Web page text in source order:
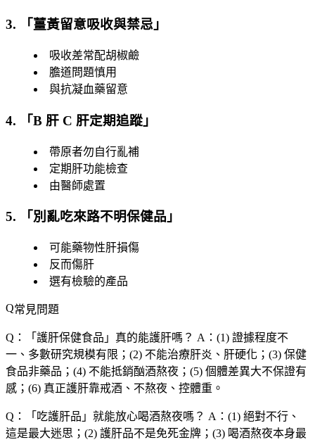
3. 「 薑黃留意吸收與禁忌 」
吸收差常配胡椒鹼
膽道問題慎用
與抗凝血藥留意
4. 「B 肝 C 肝定期追蹤 」
帶原者勿自行亂補
定期肝功能檢查
由醫師處置
5. 「 別亂吃來路不明保健品 」
可能藥物性肝損傷
反而傷肝
選有檢驗的產品
常見問題
Q：「 護肝保健食品 」真的能護肝嗎？ A：(1) 證據程度不
一、多數研究規模有限；(2) 不能治療肝炎、肝硬化；(3) 保健
食品非藥品；(4) 不能抵銷酗酒熬夜；(5) 個體差異大不保證有
感；(6) 真正護肝靠戒酒、不熬夜、控體重。
Q：「 吃護肝品 」就能放心喝酒熬夜嗎？ A：(1) 絕對不行、
這是最大迷思；(2) 護肝品不是免死金牌；(3) 喝酒熬夜本身最